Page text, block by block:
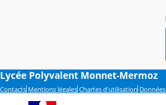
Lycée Polyvalent Monnet-Mermoz
Contacts Mentions légales Chartes d'utilisation